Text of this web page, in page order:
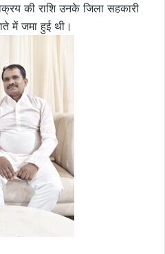
की राशि उनके जिला सहकारी
में जमा हुई थी।